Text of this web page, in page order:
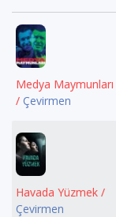
Medya Maymunları
/ Çevirmen
Havada Yüzmek /
Çevirmen